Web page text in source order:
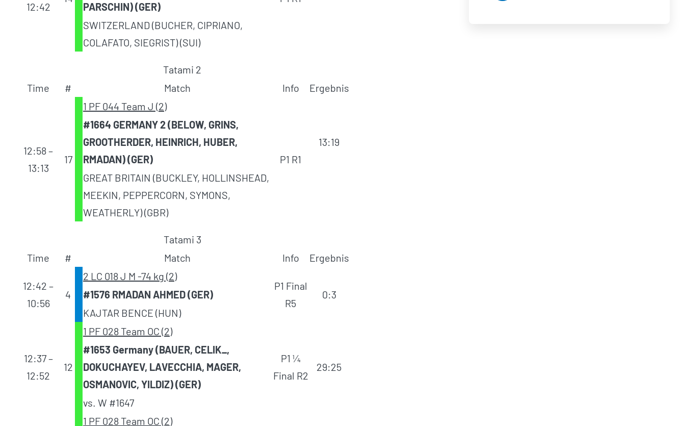
12:42
PARSCHIN) (GER)
SWITZERLAND (BUCHER, CIPRIANO,
COLAFATO, SIEGRIST) (SUI)
Tatami 2
Time
# Match Info Ergebnis
12:58 –
13:13
17
1 PF 044 Team J (2)
P1 R1
#1664 GERMANY 2 (BELOW, GRINS,
GROOTHERDER, HEINRICH, HUBER,
RMADAN) (GER)
13:19
GREAT BRITAIN (BUCKLEY, HOLLINSHEAD,
MEEKIN, PEPPERCORN, SYMONS,
WEATHERLY) (GBR)
Tatami 3
Time
# Match Info Ergebnis
12:42 –
10:56
4
2 LC 018 J M -74 kg (2)
P1 Final
R5
#1576 RMADAN AHMED (GER)
0:3
KAJTAR BENCE (HUN)
12:37 –
12:52
12
1 PF 028 Team OC (2)
P1 ¼
Final R2
#1653 Germany (BAUER, CELIK_,
DOKUCHAYEV, LAVECCHIA, MAGER,
OSMANOVIC, YILDIZ) (GER)
29:25
vs. W #1647
1 PF 028 Team OC (2)